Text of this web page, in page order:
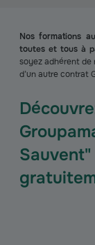
Nos formations
toutes et tous à
soyez adhérent de
d’un autre contrat